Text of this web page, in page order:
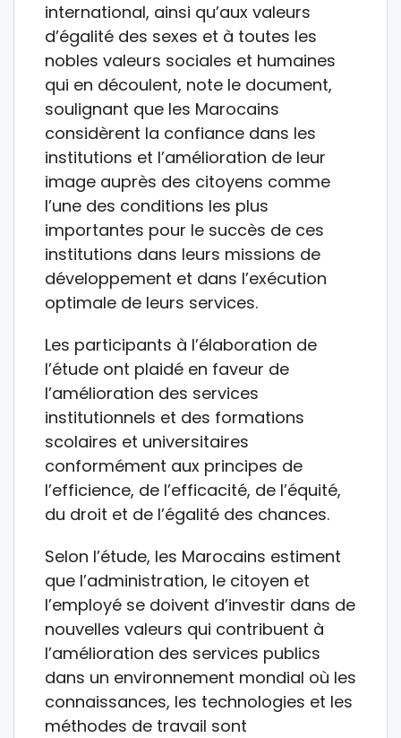
international, ainsi qu’aux valeurs
d’égalité des sexes et à toutes les
nobles valeurs sociales et humaines
qui en découlent, note le document,
soulignant que les Marocains
considèrent la confiance dans les
institutions et l’amélioration de leur
image auprès des citoyens comme
l’une des conditions les plus
importantes pour le succès de ces
institutions dans leurs missions de
développement et dans l’exécution
optimale de leurs services.
Les participants à l’élaboration de
l’étude ont plaidé en faveur de
l’amélioration des services
institutionnels et des formations
scolaires et universitaires
conformément aux principes de
l’efficience, de l’efficacité, de l’équité,
du droit et de l’égalité des chances.
Selon l’étude, les Marocains estiment
que l’administration, le citoyen et
l’employé se doivent d’investir dans de
nouvelles valeurs qui contribuent à
l’amélioration des services publics
dans un environnement mondial où les
connaissances, les technologies et les
méthodes de travail sont